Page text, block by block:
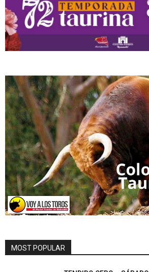
MOST POPULAR